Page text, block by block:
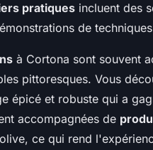
pratiques incluent des
de
à Cortona sont souvent
pittoresques. Vous
épicé et robuste qui a
accompagnées de
ce qui rend